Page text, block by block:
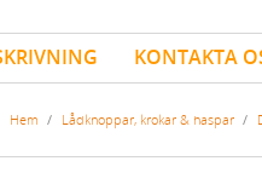
KONTAKTA
Hem / Lådknoppar, krokar & haspar /